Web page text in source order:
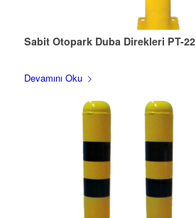
Sabit Otopark Duba Direkleri PT-22
Devamını Oku